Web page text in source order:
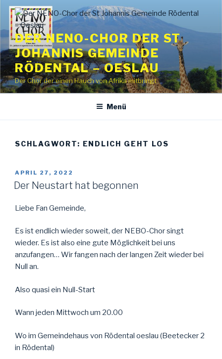
Zum
Inhalt
springen
DER NENO-CHOR DER ST
JOHANNIS GEMEINDE
RÖDENTAL – OESLAU
Der Chor der einen Hauch von Afrika mitbringt
Menü
SCHLAGWORT: ENDLICH GEHT LOS
VERÖFFENTLICHT
AM
APRIL 27, 2022
Der Neustart hat begonnen
Liebe Fan Gemeinde,
Es ist endlich wieder soweit, der NEBO-Chor singt
wieder. Es ist also eine gute Möglichkeit bei uns
anzufangen… Wir fangen nach der langen Zeit wieder bei
Null an.
Also quasi ein Null-Start
Wann jeden Mittwoch um 20.00
Wo im Gemeindehaus von Rödental oeslau (Beetecker 2
in Rödental)